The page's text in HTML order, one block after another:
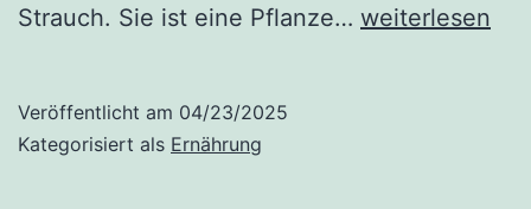
Strauch. Sie ist eine Pflanze… 10
weiterlesen
Veröffentlicht am 04/23/2025
Kategorisiert als Ernährung